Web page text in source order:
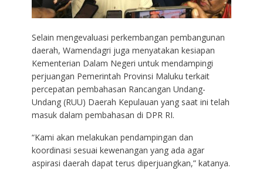
Selain mengevaluasi perkembangan pembangunan
daerah, Wamendagri juga menyatakan kesiapan
Kementerian Dalam Negeri untuk mendampingi
perjuangan Pemerintah Provinsi Maluku terkait
percepatan pembahasan Rancangan Undang-
Undang (RUU) Daerah Kepulauan yang saat ini telah
masuk dalam pembahasan di DPR RI.
“Kami akan melakukan pendampingan dan
koordinasi sesuai kewenangan yang ada agar
aspirasi daerah dapat terus diperjuangkan,” katanya.